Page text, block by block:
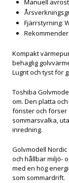
Manuell
Fjärrstyrning:
Kompakt
behaglig
Lugnt och tyst för
Toshiba
om. Den platta
fönster och förser
sommarsvalka,
inredning.
Golvmodell
och hållbar miljö-
med en hög
som sommardrift.